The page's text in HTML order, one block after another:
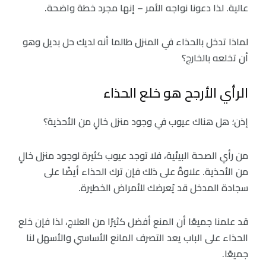
عالية. لذا دعونا نواجه الأمر – إنها مجرد خطة واضحة.
لماذا تدخل بالحذاء في المنزل طالما أنه لديك حل بديل وهو
أن تخلعه بالخارج؟
الرأي الأرجح هو خلع الحذاء
إذن؛ هل هناك عيوب في وجود منزل خالٍ من الأحذية؟
من رأي الصحة البيئية، فلا توجد عيوب كثيرة لوجود منزل خالٍ
من الأحذية. علاوةً على ذلك فإن ترك الحذاء أيضًا على
سجادة المدخل قد يُعرضك للأمراض الخطيرة.
قد علمنا جميعًا أن المنع أفضل كثيرًا من العلاج، لذا فإن خلع
الحذاء على الباب يعد التصرف المانع الأساسي والأسهل لنا
جميعًا.